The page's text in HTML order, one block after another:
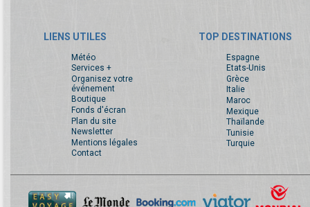
LIENS UTILES
Météo
Services +
Organisez votre
événement
Boutique
Fonds d'écran
Plan du site
Newsletter
Mentions légales
Contact
TOP DESTINATIONS
Espagne
Etats-Unis
Grèce
Italie
Maroc
Mexique
Thaïlande
Tunisie
Turquie